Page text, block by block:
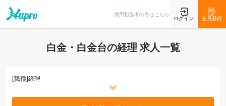
採用担当者の方はこちら
ログイン 会員登録
白金・白金台の経理 求人一覧
[職種]経理